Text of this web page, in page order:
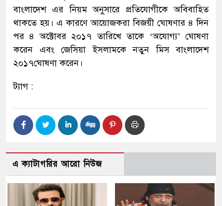
বাংলাদেশ এর নিয়ম অনুসারে প্রতিযোগীকে অবিবাহিত
থাকতে হয়। এ কারণে আয়োজকরা বিজয়ী ঘোষণার ৪ দিন
পর ৪ অক্টোবর ২০১৭ তারিখে তাকে ‘অযোগ্য’ ঘোষণা
করেন এবং জেসিয়া ইসলামকে নতুন মিস বাংলাদেশ
২০১৭ঘোষণা করেন।
ট্যাগ :
এ ক্যাটাগরির আরো নিউজ